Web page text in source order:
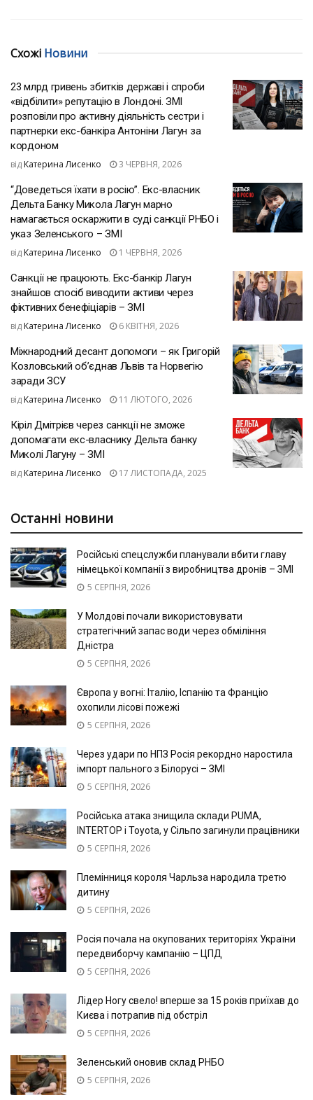
Схожі Новини
23 млрд гривень збитків державі і спроби
«відбілити» репутацію в Лондоні. ЗМІ
розповіли про активну діяльність сестри і
партнерки екс-банкіра Антоніни Лагун за
кордоном
від Катерина Лисенко 3 ЧЕРВНЯ, 2026
“Доведеться їхати в росію”. Екс-власник
Дельта Банку Микола Лагун марно
намагається оскаржити в суді санкції РНБО і
указ Зеленського – ЗМІ
від Катерина Лисенко 1 ЧЕРВНЯ, 2026
Санкції не працюють. Екс-банкір Лагун
знайшов спосіб виводити активи через
фіктивних бенефіціарів – ЗМІ
від Катерина Лисенко 6 КВІТНЯ, 2026
Міжнародний десант допомоги – як Григорій
Козловський об’єднав Львів та Норвегію
заради ЗСУ
від Катерина Лисенко 11 ЛЮТОГО, 2026
Кіріл Дмітрієв через санкції не зможе
допомагати екс-власнику Дельта банку
Миколі Лагуну – ЗМІ
від Катерина Лисенко 17 ЛИСТОПАДА, 2025
Останні новини
Російські спецслужби планували вбити главу
німецької компанії з виробництва дронів – ЗМІ
5 СЕРПНЯ, 2026
У Молдові почали використовувати
стратегічний запас води через обміління
Дністра
5 СЕРПНЯ, 2026
Європа у вогні: Італію, Іспанію та Францію
охопили лісові пожежі
5 СЕРПНЯ, 2026
Через удари по НПЗ Росія рекордно наростила
імпорт пального з Білорусі – ЗМІ
5 СЕРПНЯ, 2026
Російська атака знищила склади PUMA,
INTERTOP і Toyota, у Сільпо загинули працівники
5 СЕРПНЯ, 2026
Племінниця короля Чарльза народила третю
дитину
5 СЕРПНЯ, 2026
Росія почала на окупованих територіях України
передвиборчу кампанію – ЦПД
5 СЕРПНЯ, 2026
Лідер Ногу свело! вперше за 15 років приїхав до
Києва і потрапив під обстріл
5 СЕРПНЯ, 2026
Зеленський оновив склад РНБО
5 СЕРПНЯ, 2026